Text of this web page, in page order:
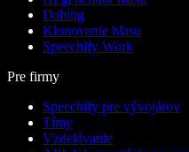
Dabing
Klonovanie hlasu
Speechify Work
Pre firmy
Speechify pre vývojárov
Tímy
Vzdelávanie